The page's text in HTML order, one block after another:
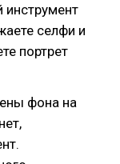
инструмент
селфи и
портрет
фона на